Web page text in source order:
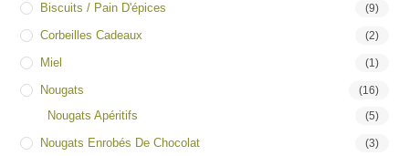
Biscuits / Pain D'épices (9)
Corbeilles Cadeaux (2)
Miel (1)
Nougats (16)
Nougats Apéritifs (5)
Nougats Enrobés De Chocolat (3)